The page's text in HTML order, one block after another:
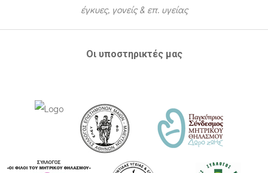
έγκυες, γονείς & επ. υγείας
Οι υποστηρικτές μας